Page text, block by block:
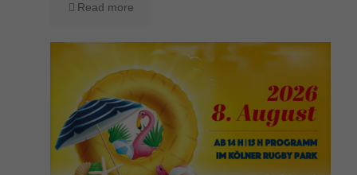
Read more